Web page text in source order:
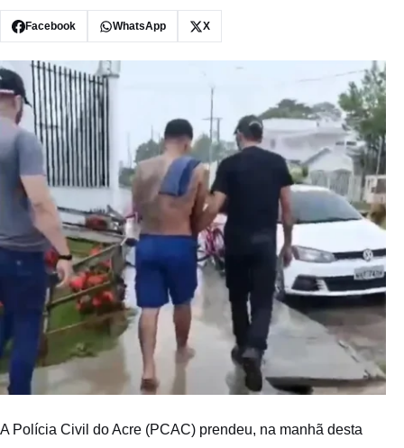
Facebook WhatsApp X
A Polícia Civil do Acre (PCAC) prendeu, na manhã desta